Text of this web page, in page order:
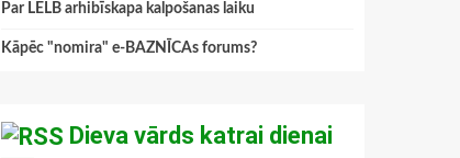
Par LELB arhibīskapa kalpošanas laiku
Kāpēc "nomira" e-BAZNĪCAs forums?
Dieva vārds katrai dienai